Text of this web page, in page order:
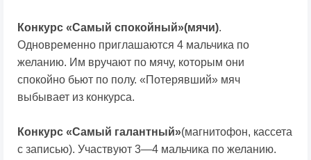
Конкурс «Самый спокойный»(мячи).
Одновременно приглашаются 4 мальчика по
желанию. Им вручают по мячу, которым они
спокойно бьют по полу. «Потерявший» мяч
выбывает из конкурса.
Конкурс «Самый галантный»(магнитофон, кассета
с записью). Участвуют 3—4 мальчика по желанию.